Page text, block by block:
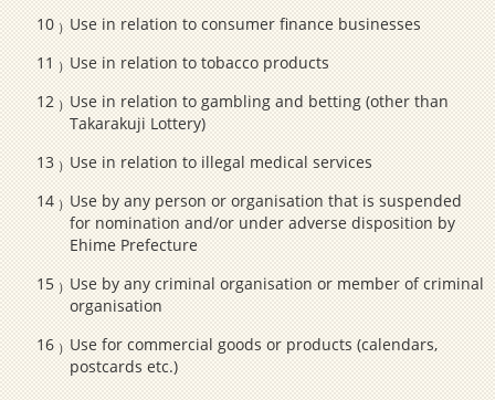
Use in relation to consumer finance businesses
Use in relation to tobacco products
Use in relation to gambling and betting (other than
Takarakuji Lottery)
Use in relation to illegal medical services
Use by any person or organisation that is suspended
for nomination and/or under adverse disposition by
Ehime Prefecture
Use by any criminal organisation or member of criminal
organisation
Use for commercial goods or products (calendars,
postcards etc.)